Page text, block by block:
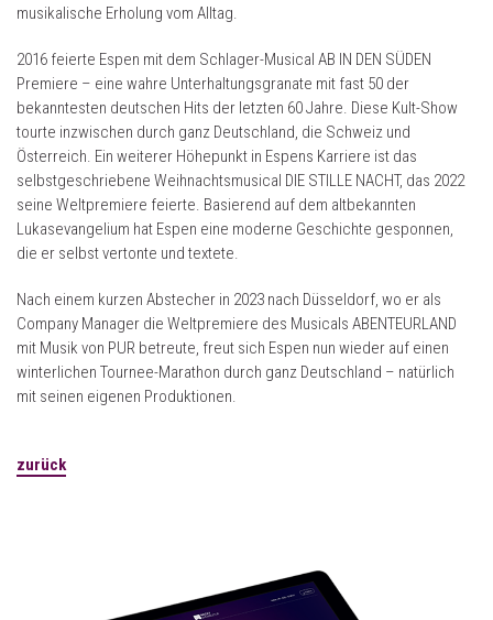
musikalische Erholung vom Alltag.
2016 feierte Espen mit dem Schlager-Musical AB IN DEN SÜDEN
Premiere – eine wahre Unterhaltungsgranate mit fast 50 der
bekanntesten deutschen Hits der letzten 60 Jahre. Diese Kult-Show
tourte inzwischen durch ganz Deutschland, die Schweiz und
Österreich. Ein weiterer Höhepunkt in Espens Karriere ist das
selbstgeschriebene Weihnachtsmusical DIE STILLE NACHT, das 2022
seine Weltpremiere feierte. Basierend auf dem altbekannten
Lukasevangelium hat Espen eine moderne Geschichte gesponnen,
die er selbst vertonte und textete.
Nach einem kurzen Abstecher in 2023 nach Düsseldorf, wo er als
Company Manager die Weltpremiere des Musicals ABENTEURLAND
mit Musik von PUR betreute, freut sich Espen nun wieder auf einen
winterlichen Tournee-Marathon durch ganz Deutschland – natürlich
mit seinen eigenen Produktionen.
zurück